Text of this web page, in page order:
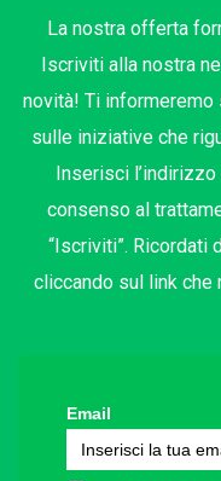
La nostra offerta
Iscriviti alla nostra
novità! Ti
sulle iniziative che
Inserisci
consenso al
“Iscriviti”. Ricordati
cliccando sul link che
Email